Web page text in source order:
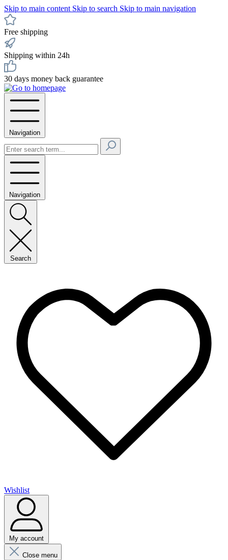
Skip to main content Skip to search Skip to main navigation
Free shipping
Shipping within 24h
30 days money back guarantee
Navigation
Navigation
Search
Wishlist
My account
Close menu